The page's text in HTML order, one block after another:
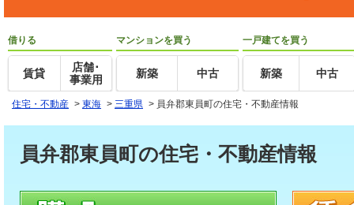
借りる
賃貸
店舗･
事業用
マンションを買う
新築 中古
一戸建てを買う
新築 中古
住宅・不動産 > 東海 > 三重県 > 員弁郡東員町の住宅・不動産情報
員弁郡東員町の住宅・不動産情報